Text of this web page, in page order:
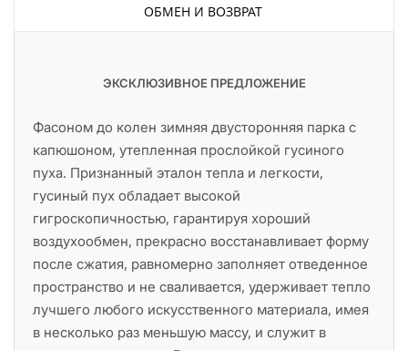
ОБМЕН И ВОЗВРАТ
ЭКСКЛЮЗИВНОЕ ПРЕДЛОЖЕНИЕ
Фасоном до колен зимняя двусторонняя парка с
капюшоном, утепленная прослойкой гусиного
пуха. Признанный эталон тепла и легкости,
гусиный пух обладает высокой
гигроскопичностью, гарантируя хороший
воздухообмен, прекрасно восстанавливает форму
после сжатия, равномерно заполняет отведенное
пространство и не сваливается, удерживает тепло
лучшего любого искусственного материала, имея
в несколько раз меньшую массу, и служит в